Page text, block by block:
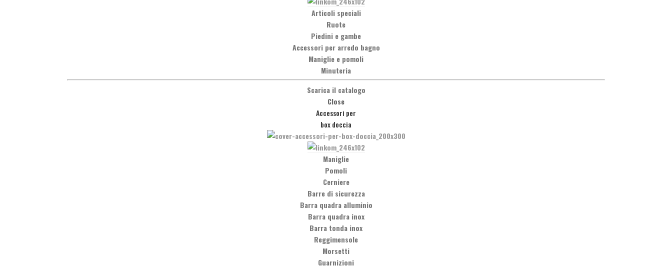
Articoli speciali
Ruote
Piedini e gambe
Accessori per arredo bagno
Maniglie e pomoli
Minuteria
Scarica il catalogo
Close
Accessori per
box doccia
Maniglie
Pomoli
Cerniere
Barre di sicurezza
Barra quadra alluminio
Barra quadra inox
Barra tonda inox
Reggimensole
Morsetti
Guarnizioni
Social Network